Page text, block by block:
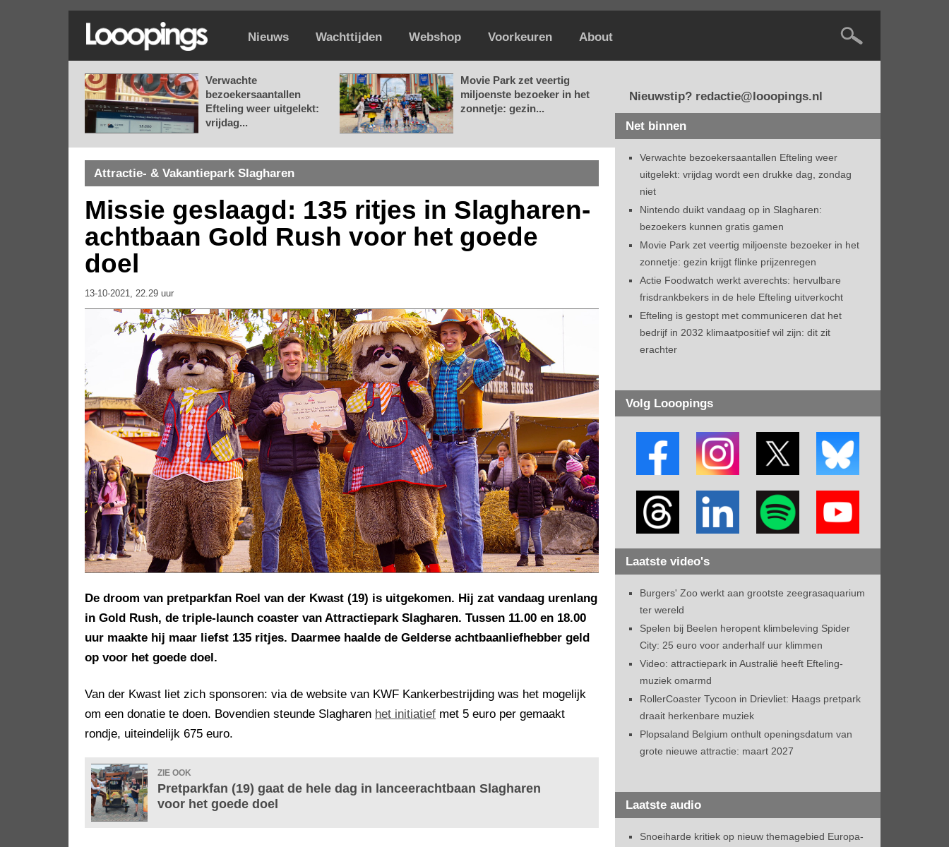
Nieuws Wachttijden Webshop Voorkeuren About
Verwachte
bezoekersaantallen
Efteling weer uitgelekt:
vrijdag...
Movie Park zet veertig
miljoenste bezoeker in het
zonnetje: gezin...
Attractie- & Vakantiepark Slagharen
Missie geslaagd: 135 ritjes in Slagharen-
achtbaan Gold Rush voor het goede
doel
13-10-2021, 22.29 uur
De droom van pretparkfan Roel van der Kwast (19) is uitgekomen. Hij zat vandaag urenlang
in Gold Rush, de triple-launch coaster van Attractiepark Slagharen. Tussen 11.00 en 18.00
uur maakte hij maar liefst 135 ritjes. Daarmee haalde de Gelderse achtbaanliefhebber geld
op voor het goede doel.
Van der Kwast liet zich sponsoren: via de website van KWF Kankerbestrijding was het mogelijk
om een donatie te doen. Bovendien steunde Slagharen het initiatief met 5 euro per gemaakt
rondje, uiteindelijk 675 euro.
ZIE OOK
Pretparkfan (19) gaat de hele dag in lanceerachtbaan Slagharen
voor het goede doel
Nieuwstip? redactie@looopings.nl
Net binnen
Verwachte bezoekersaantallen Efteling weer
uitgelekt: vrijdag wordt een drukke dag, zondag
niet
Nintendo duikt vandaag op in Slagharen:
bezoekers kunnen gratis gamen
Movie Park zet veertig miljoenste bezoeker in het
zonnetje: gezin krijgt flinke prijzenregen
Actie Foodwatch werkt averechts: hervulbare
frisdrankbekers in de hele Efteling uitverkocht
Efteling is gestopt met communiceren dat het
bedrijf in 2032 klimaatpositief wil zijn: dit zit
erachter
Volg Looopings
Laatste video's
Burgers' Zoo werkt aan grootste zeegrasaquarium
ter wereld
Spelen bij Beelen heropent klimbeleving Spider
City: 25 euro voor anderhalf uur klimmen
Video: attractiepark in Australië heeft Efteling-
muziek omarmd
RollerCoaster Tycoon in Drievliet: Haags pretpark
draait herkenbare muziek
Plopsaland Belgium onthult openingsdatum van
grote nieuwe attractie: maart 2027
Laatste audio
Snoeiharde kritiek op nieuw themagebied Europa-